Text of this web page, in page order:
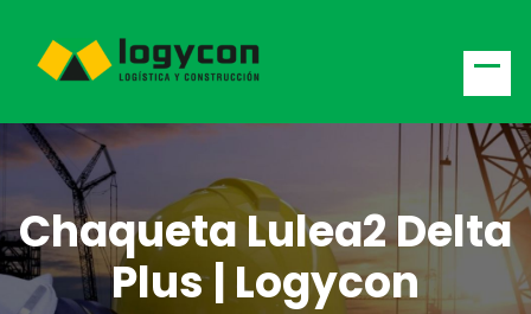
Chaqueta Lulea2 Delta
Plus | Logycon